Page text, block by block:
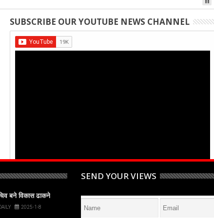
SUBSCRIBE OUR YOUTUBE NEWS CHANNEL
बने विकास ढाकने
2025-1-8
SEND YOUR VIEWS